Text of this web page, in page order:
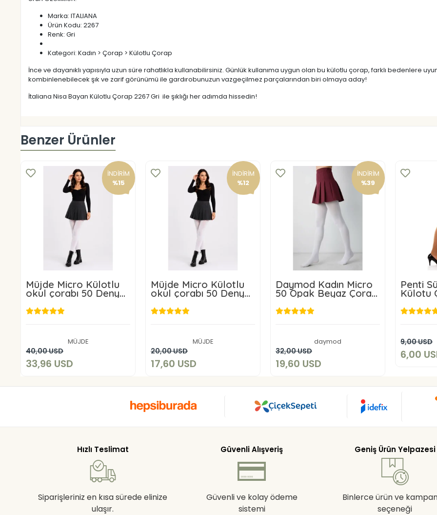
Marka: ITALIANA
Ürün Kodu: 2267
Renk: Gri
Kategori: Kadın > Çorap > Külotlu Çorap
İnce ve dayanıklı yapısıyla uzun süre rahatlıkla kullanabilirsiniz. Günlük kullanıma uygun olan bu külotlu çorap, farklı bedenlere
kombinlenebilecek şık ve zarif görünümü ile gardırobunuzun vazgeçilmez parçalarından biri olmaya aday!
İtaliana Nisa Bayan Külotlu Çorap 2267 Gri ile şıklığı her adımda hissedin!
Benzer Ürünler
İNDİRİM
%15
Müjde Micro Külotlu
okul çorabı 50 Denye
6 ADET
MÜJDE
40,00 USD
33,96 USD
İNDİRİM
%12
Müjde Micro Külotlu
okul çorabı 50 Denye
3 ADET
MÜJDE
20,00 USD
17,60 USD
İNDİRİM
%39
Daymod Kadın Micro
50 Opak Beyaz Çorap
Büyük Boy 3 adet
daymod
32,00 USD
19,60 USD
Penti
Külotu
9,00 USD
6,00
Hızlı Teslimat
Siparişleriniz en kısa sürede elinize
ulaşır.
Güvenli Alışveriş
Güvenli ve kolay ödeme
sistemi
Geniş Ürün Yelpazesi
Binlerce ürün ve
seçeneği